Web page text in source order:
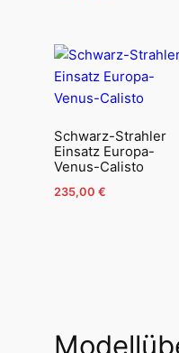
Schwarz-Strahler
Einsatz Europa-
Venus-Calisto
235,00 €